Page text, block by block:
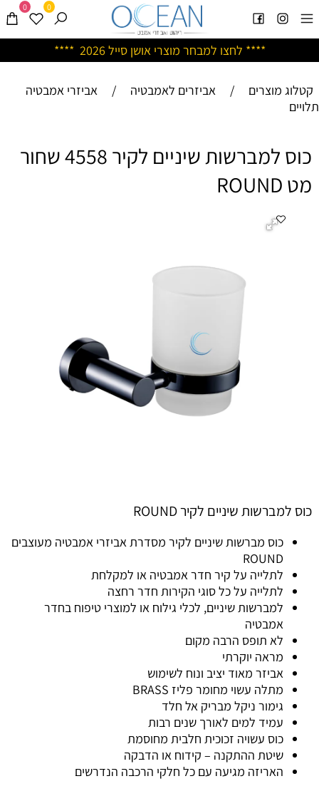
**** לחצו למבחר מוצרי אושן סייל 2026 ****
0 0
קטלוג מוצרים / אביזרים לאמבטיה /
אביזרי אמבטיה
תלויים
כוס למברשות שיניים לקיר 4558 שחור
מט ROUND
כוס למברשות שיניים לקיר ROUND
כוס מברשות שיניים לקיר מסדרת אביזרי אמבטיה מעוצבים
ROUND
לתלייה על קיר חדר אמבטיה או למקלחת
לתלייה על כל סוגי הקירות חדר רחצה
למברשות שיניים, לכלי גילוח או למוצרי טיפוח בחדר
אמבטיה
לא תופס הרבה מקום
מראה יוקרתי
אביזר מאוד יציב ונוח לשימוש
מתלה עשוי מחומר פליז BRASS
גימור ניקל מבריק אל חלד
עמיד למים לאורך שנים רבות
כוס עשויה זכוכית חלבית מחוסמת
שיטת ההתקנה – קידוח או הדבקה
האריזה מגיעה עם כל חלקי הרכבה הנדרשים